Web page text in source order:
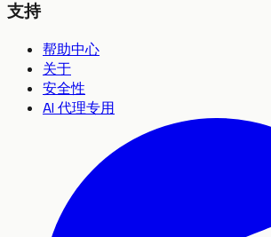
支持
帮助中心
关于
安全性
AI 代理专用